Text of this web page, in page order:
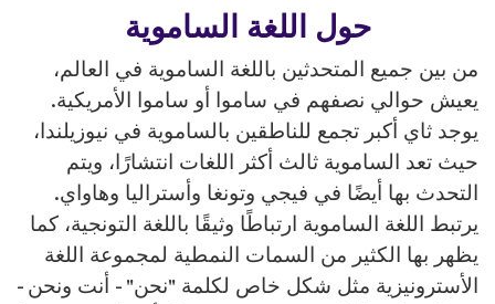
حول اللغة الساموية
من بين جميع المتحدثين باللغة الساموية في العالم،
يعيش حوالي نصفهم في ساموا أو ساموا الأمريكية.
يوجد ثاي أكبر تجمع للناطقين بالساموية في نيوزيلندا،
حيث تعد الساموية ثالث أكثر اللغات انتشارًا، ويتم
التحدث بها أيضًا في فيجي وتونغا وأستراليا وهاواي.
يرتبط اللغة الساموية ارتباطًا وثيقًا باللغة التونجية، كما
يظهر بها الكثير من السمات النمطية لمجموعة اللغة
الأسترونيزية مثل شكل خاص لكلمة "نحن" - أنت ونحن -